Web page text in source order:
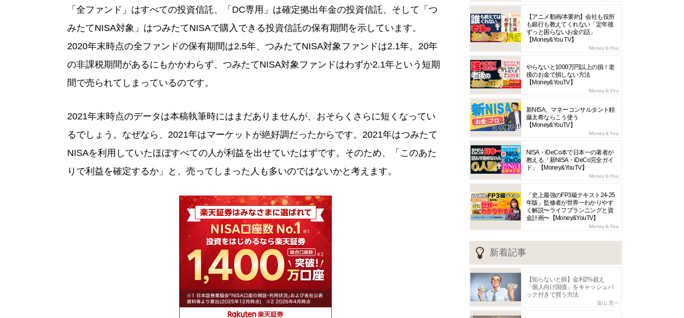
「全ファンド」はすべての投資信託、「DC専用」は確定拠出年金の投資信託、そして「つ
みたてNISA対象」はつみたてNISAで購入できる投資信託の保有期間を示しています。
2020年末時点の全ファンドの保有期間は2.5年、つみたてNISA対象ファンドは2.1年。20年
の非課税期間があるにもかかわらず、つみたてNISA対象ファンドはわずか2.1年という短期
間で売られてしまっているのです。
2021年末時点のデータは本稿執筆時にはまだありませんが、おそらくさらに短くなってい
るでしょう。なぜなら、2021年はマーケットが絶好調だったからです。2021年はつみたて
NISAを利用していたほぼすべての人が利益を出せていたはずです。そのため、「このあた
りで利益を確定するか」と、売ってしまった人も多いのではないかと考えます。
【アニメ動画/本要約】会社も役所
も銀行も教えてくれない「定年後
ずっと困らないお金の話」
【Money&You TV】
Money＆You
やらないと1000万円以上の損！老
後のお金で損しない方法
【Money&YouTV】
Money＆You
新NISA、マネーコンサルタント頼
藤太希ならこう使う
【Money&YouTV】
Money＆You
NISA・iDeCo本で日本一の著者が
教える「新NISA・iDeCo完全ガイ
ド」【Money&YouTV】
Money＆You
「史上最強のFP3級テキスト24-25
年版」監修者が世界一わかりやす
く解説〜ライフプランニングと資
金計画〜【Money&YouTV】
Money＆You
新着記事
【知らないと損】金利2%超え
「個人向け国債」をキャッシュバ
ック付きで買う方法
畠山 憲一